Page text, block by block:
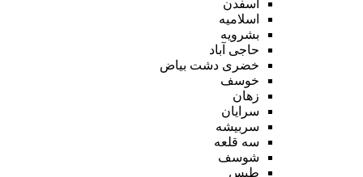
اسفدن
اسلامیه
بشرویه
حاجی آباد
خضری دشت بیاض
خوسف
زهان
سرایان
سربیشه
سه قلعه
شوسف
طبس